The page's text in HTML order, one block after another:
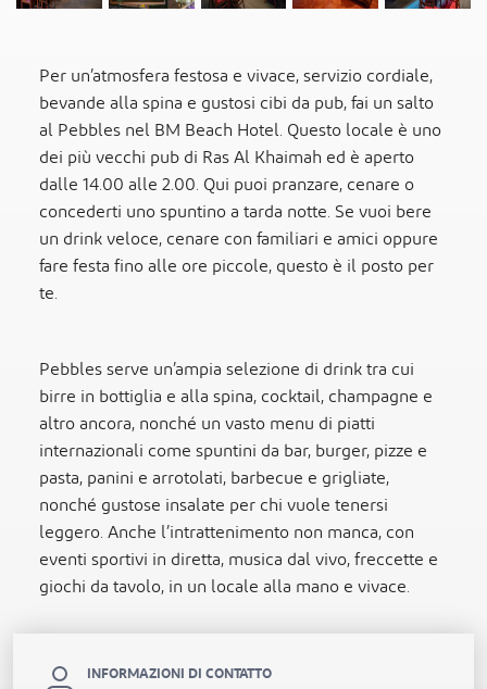
Per un’atmosfera festosa e vivace, servizio cordiale,
bevande alla spina e gustosi cibi da pub, fai un salto
al Pebbles nel BM Beach Hotel. Questo locale è uno
dei più vecchi pub di Ras Al Khaimah ed è aperto
dalle 14.00 alle 2.00. Qui puoi pranzare, cenare o
concederti uno spuntino a tarda notte. Se vuoi bere
un drink veloce, cenare con familiari e amici oppure
fare festa fino alle ore piccole, questo è il posto per
te.
Pebbles serve un’ampia selezione di drink tra cui
birre in bottiglia e alla spina, cocktail, champagne e
altro ancora, nonché un vasto menu di piatti
internazionali come spuntini da bar, burger, pizze e
pasta, panini e arrotolati, barbecue e grigliate,
nonché gustose insalate per chi vuole tenersi
leggero. Anche l’intrattenimento non manca, con
eventi sportivi in diretta, musica dal vivo, freccette e
giochi da tavolo, in un locale alla mano e vivace.
INFORMAZIONI DI CONTATTO